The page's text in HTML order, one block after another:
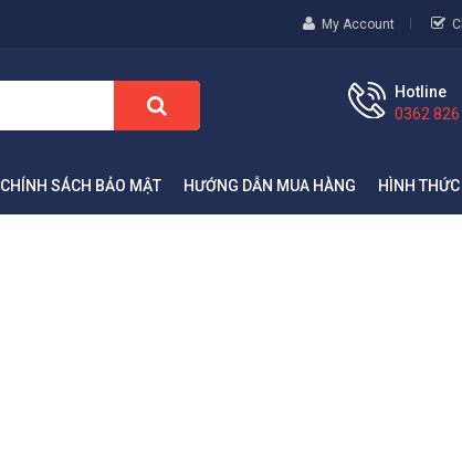
My Account
Hotline
0362
CHÍNH SÁCH BẢO MẬT HƯỚNG DẪN MUA HÀNG HÌNH